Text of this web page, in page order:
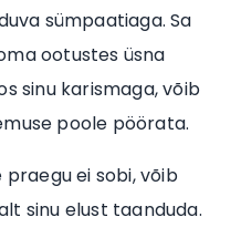
sümpaatiaga. Sa
ootustes üsna
sinu karismaga, võib
poole pöörata.
praegu ei sobi, võib
sinu elust taanduda.